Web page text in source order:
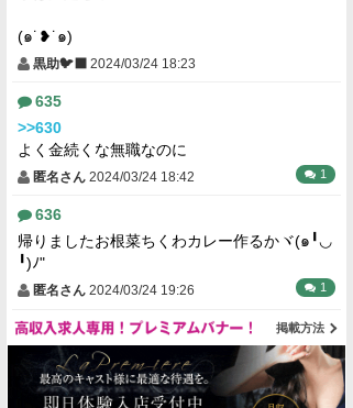
(⁠๑⁠˙⁠❥⁠˙⁠๑⁠)
黒助🐦‍⬛ 2024/03/24 18:23
635
>>630
よく金続くな無職なのに
匿名さん 2024/03/24 18:42 1
636
帰りましたお根菜ちくわカレー作るかヾ(๑╹◡
╹)ﾉ"
匿名さん 2024/03/24 19:26 1
掲載方法